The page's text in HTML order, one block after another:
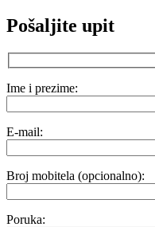
Pošaljite upit
Ime i prezime:
E-mail:
Broj mobitela (opcionalno):
Poruka: